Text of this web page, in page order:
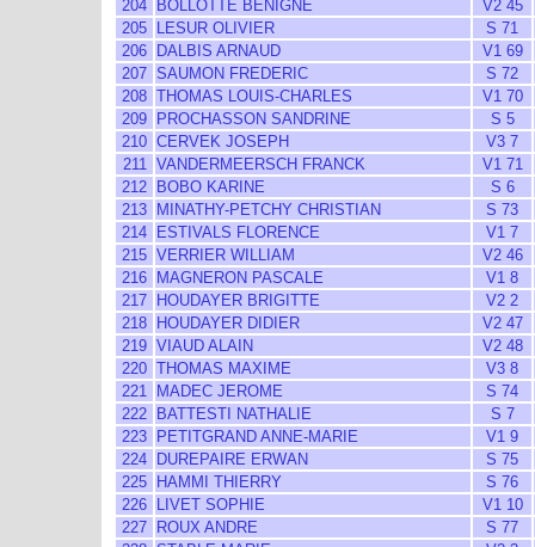
204
BOLLOTTE BENIGNE
V2 45
205
LESUR OLIVIER
S 71
206
DALBIS ARNAUD
V1 69
207 SAUMON FREDERIC
S 72
208 THOMAS LOUIS-CHARLES
V1 70
209
PROCHASSON SANDRINE
S 5
210 CERVEK JOSEPH
V3 7
211 VANDERMEERSCH FRANCK
V1 71
212
BOBO KARINE
S 6
213
MINATHY-PETCHY CHRISTIAN
S 73
214
ESTIVALS FLORENCE
V1 7
215 VERRIER WILLIAM
V2 46
216
MAGNERON PASCALE
V1 8
217
HOUDAYER BRIGITTE
V2 2
218
HOUDAYER DIDIER
V2 47
219 VIAUD ALAIN
V2 48
220 THOMAS MAXIME
V3 8
221
MADEC JEROME
S 74
222
BATTESTI NATHALIE
S 7
223
PETITGRAND ANNE-MARIE
V1 9
224
DUREPAIRE ERWAN
S 75
225
HAMMI THIERRY
S 76
226
LIVET SOPHIE
V1 10
227
ROUX ANDRE
S 77